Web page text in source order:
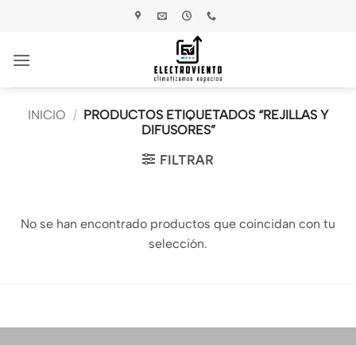
INICIO / PRODUCTOS ETIQUETADOS “REJILLAS Y
DIFUSORES”
FILTRAR
No se han encontrado productos que coincidan con tu
selección.